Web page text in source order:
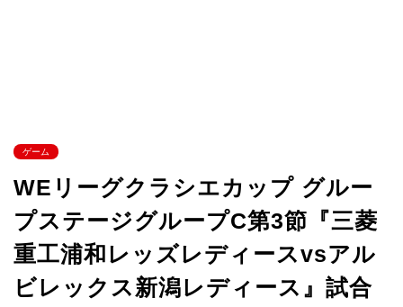
ゲーム
WEリーグクラシエカップ グルー
プステージグループC第3節『三菱
重工浦和レッズレディースvsアル
ビレックス新潟レディース』試合